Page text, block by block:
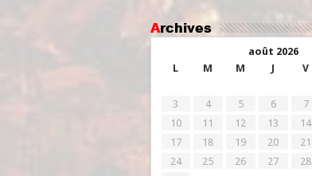
Archives
août 2026
L
M M J V
3
4 5 6 7
10
11 12 13 14
17
18 19 20 21
24
25 26 27 28